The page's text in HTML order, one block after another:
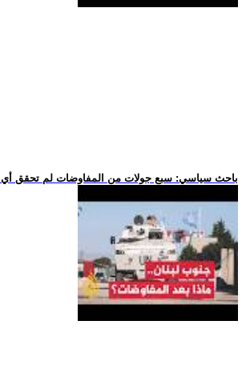
.. باحث سياسي: سبع جولات من المفاوضات لم تحقق أي